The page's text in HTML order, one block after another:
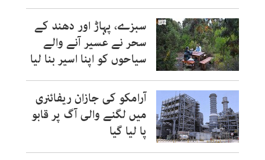
سبزے، پہاڑ اور دھند کے
سحر نے عسیر آنے والے
سیاحوں کو اپنا اسیر بنا لیا
آرامکو کی جازان ریفائنری
میں لگنے والی آگ پر قابو
پا لیا گیا